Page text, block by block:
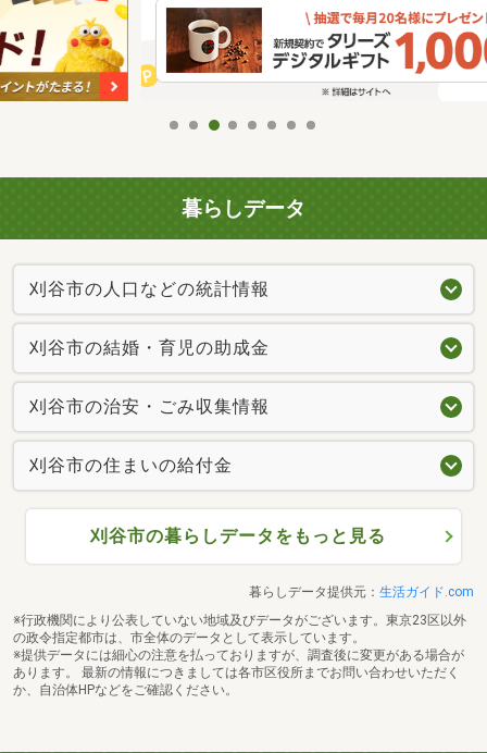
暮らしデータ
刈谷市の人口などの統計情報
刈谷市の結婚・育児の助成金
刈谷市の治安・ごみ収集情報
刈谷市の住まいの給付金
刈谷市の暮らしデータをもっと見る
暮らしデータ提供元： 生活ガイド.com
※行政機関により公表していない地域及びデータがございます。東京23区以外
の政令指定都市は、市全体のデータとして表示しています。
※提供データには細心の注意を払っておりますが、調査後に変更がある場合が
あります。 最新の情報につきましては各市区役所までお問い合わせいただく
か、自治体HPなどをご確認ください。